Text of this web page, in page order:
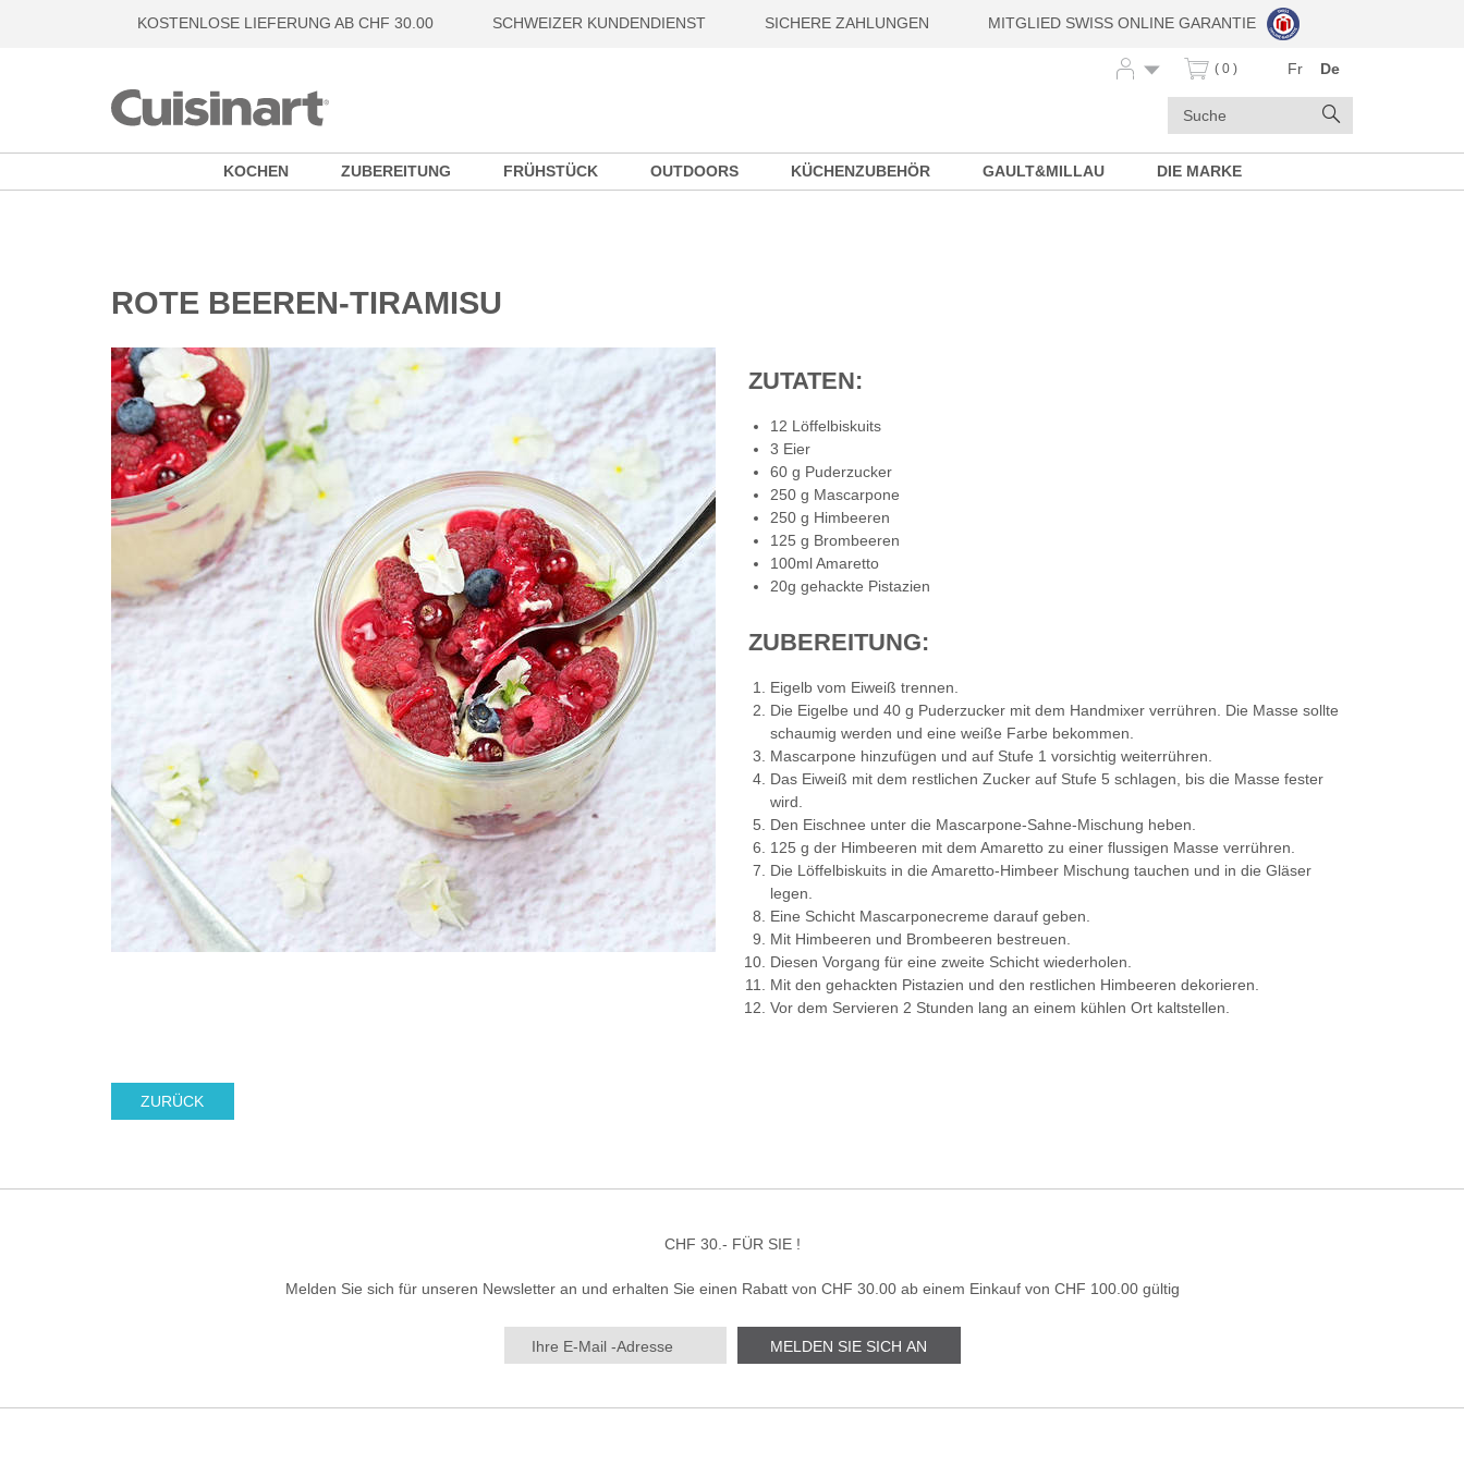
KOSTENLOSE LIEFERUNG AB CHF 30.00 SCHWEIZER KUNDENDIENST SICHERE ZAHLUNGEN MITGLIED SWISS ONLINE GARANTIE
Stichwörter
( 0 ) Fr De
KOCHEN ZUBEREITUNG FRÜHSTÜCK OUTDOORS KÜCHENZUBEHÖR GAULT&MILLAU DIE MARKE
ROTE BEEREN-TIRAMISU
ZUTATEN:
12 Löffelbiskuits
3 Eier
60 g Puderzucker
250 g Mascarpone
250 g Himbeeren
125 g Brombeeren
100ml Amaretto
20g gehackte Pistazien
ZUBEREITUNG:
Eigelb vom Eiweiß trennen.
Die Eigelbe und 40 g Puderzucker mit dem Handmixer verrühren. Die Masse sollte
schaumig werden und eine weiße Farbe bekommen.
Mascarpone hinzufügen und auf Stufe 1 vorsichtig weiterrühren.
Das Eiweiß mit dem restlichen Zucker auf Stufe 5 schlagen, bis die Masse fester
wird.
Den Eischnee unter die Mascarpone-Sahne-Mischung heben.
125 g der Himbeeren mit dem Amaretto zu einer flussigen Masse verrühren.
Die Löffelbiskuits in die Amaretto-Himbeer Mischung tauchen und in die Gläser
legen.
Eine Schicht Mascarponecreme darauf geben.
Mit Himbeeren und Brombeeren bestreuen.
Diesen Vorgang für eine zweite Schicht wiederholen.
Mit den gehackten Pistazien und den restlichen Himbeeren dekorieren.
Vor dem Servieren 2 Stunden lang an einem kühlen Ort kaltstellen.
ZURÜCK
CHF 30.- FÜR SIE !
Melden Sie sich für unseren Newsletter an und erhalten Sie einen Rabatt von CHF 30.00 ab einem Einkauf von CHF 100.00 gültig
MELDEN SIE SICH AN